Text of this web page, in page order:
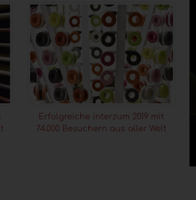
Erfolgreiche interzum 2019 mit
74.000 Besuchern aus aller Welt